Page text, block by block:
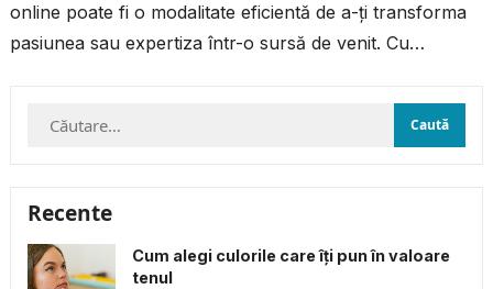
online poate fi o modalitate eficientă de a-ți transforma
pasiunea sau expertiza într-o sursă de venit. Cu
Caută
Recente
Cum alegi culorile care îți pun în valoare
tenul